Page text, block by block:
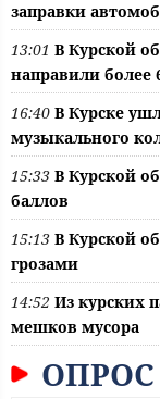
заправки
13:01 В Курской
направили более
16:40 В Курске
музыкального
15:33 В Курской
баллов
15:13 В Курской
грозами
14:52 Из курских
мешков мусора
ОПРОС